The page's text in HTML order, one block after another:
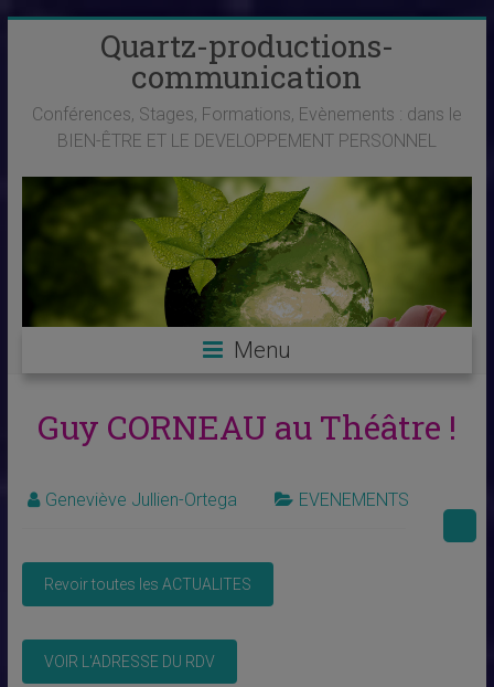
Quartz-productions-
communication
Conférences, Stages, Formations, Evènements : dans le
BIEN-ÊTRE ET LE DEVELOPPEMENT PERSONNEL
Menu
Guy CORNEAU au Théâtre !
Geneviève Jullien-Ortega EVENEMENTS